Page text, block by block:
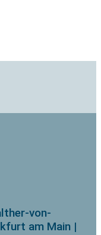
von-
am Main |